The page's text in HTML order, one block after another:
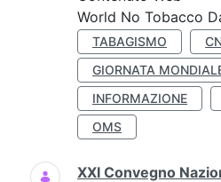
World No Tobacco
TABAGISMO
GIORNATA
INFORMAZIONE
OMS
XXI Convegno